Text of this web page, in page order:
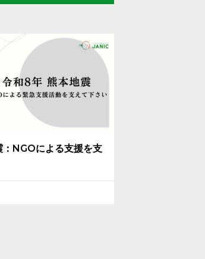
NGOによる支援を支